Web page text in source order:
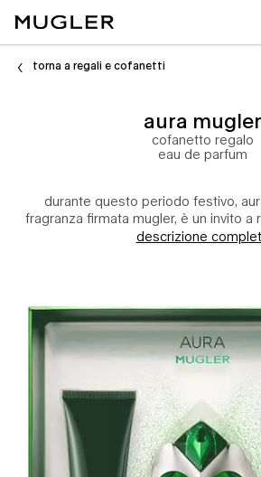
torna a regali e cofanetti
aura mugler
cofanetto regalo
eau de parfum
durante questo periodo festivo,
fragranza firmata mugler, è un invito a
descrizione